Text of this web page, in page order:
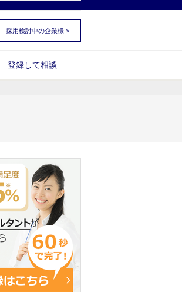
採用検討中の企業様 >
登録して相談